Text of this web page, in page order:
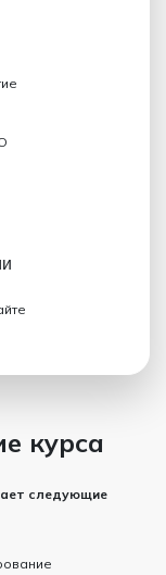
курса
следующие